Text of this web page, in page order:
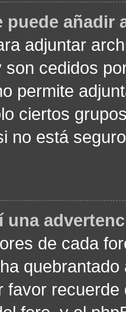
puede añadir
adjuntar
cedidos
permite
ciertos
no está
una
de cada
favor